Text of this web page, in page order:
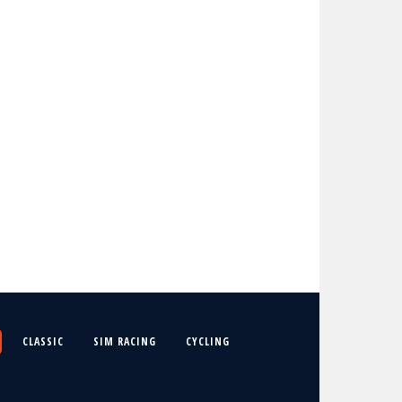
CLASSIC SIM RACING CYCLING